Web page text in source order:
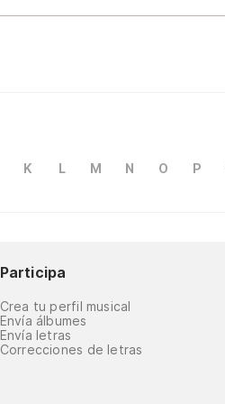
K L M N O P
Participa
Crea tu perfil musical
Envía álbumes
Envía letras
Correcciones de letras